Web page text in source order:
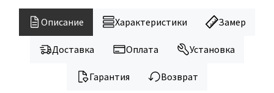
Kapelli
Krona Koblenz
Komfort Doors
Описание Характеристики Замер
Доставка Оплата Установка
Гарантия Возврат